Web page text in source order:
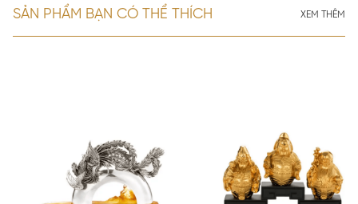
SẢN PHẨM BẠN CÓ THỂ THÍCH XEM THÊM